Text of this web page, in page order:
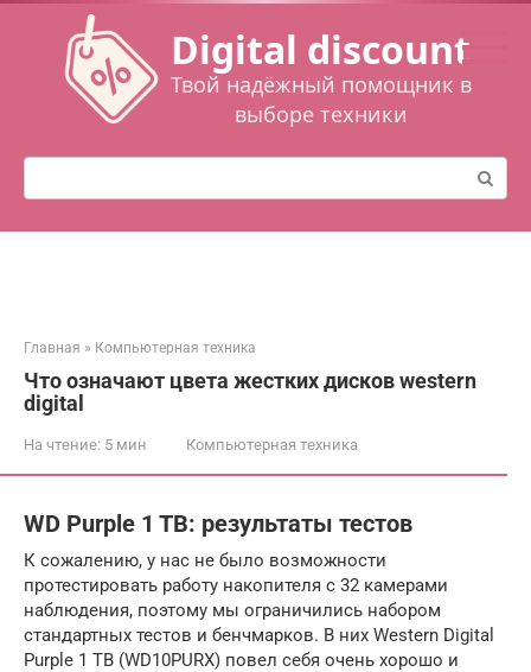
Перейти
контенту
Digital discount
Твой надёжный помощник в
выборе техники
Поиск:
Главная » Компьютерная техника
Что означают цвета жестких дисков western
digital
На чтение: 5 мин Компьютерная техника
WD Purple 1 TB: результаты тестов
К сожалению, у нас не было возможности
протестировать работу накопителя с 32 камерами
наблюдения, поэтому мы ограничились набором
стандартных тестов и бенчмарков. В них Western Digital
Purple 1 TB (WD10PURX) повел себя очень хорошо и